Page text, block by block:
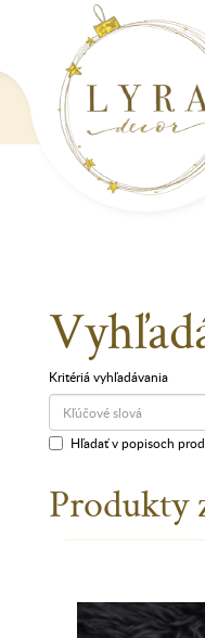
Kritériá vyhľadávania
Hľadať v popisoch
Produkty